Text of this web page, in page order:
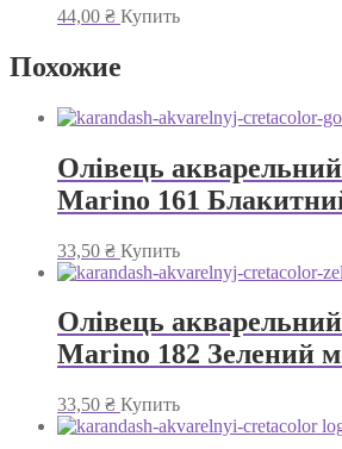
44,00 ₴ Купить
Похожие
Олівець
Marino 161
33,50 ₴ Купить
Олівець
Marino 182 Зелений
33,50 ₴ Купить